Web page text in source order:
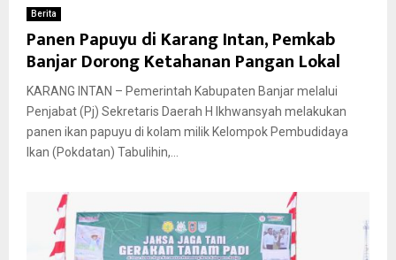
Berita
Panen Papuyu di Karang Intan, Pemkab
Banjar Dorong Ketahanan Pangan Lokal
KARANG INTAN – Pemerintah Kabupaten Banjar melalui
Penjabat (Pj) Sekretaris Daerah H Ikhwansyah melakukan
panen ikan papuyu di kolam milik Kelompok Pembudidaya
Ikan (Pokdatan) Tabulihin,...